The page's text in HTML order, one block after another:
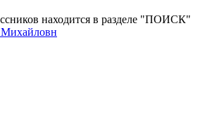
находится в разделе "ПОИСК"